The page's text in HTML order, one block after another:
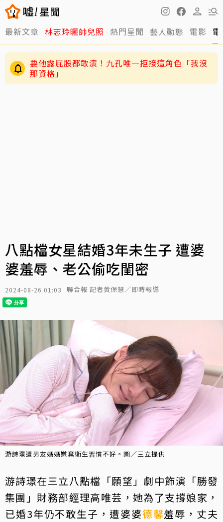
最新文章 林志玲曬帥兒照 熱門星聞 藝人動態 電影
要他露屁股都敢演！九孔唯一拒接這角色「我沒
那資格」
八點檔女星結婚3年未生子 遭婆
婆羞辱、老公偷吃閨密
2024-08-26 01:03 聯合報 記者黃保慧／即時報導
游詩璟遭男友媽媽嫌棄衛生習慣不好。圖／三立提供
游詩璟在三立八點檔「願望」劇中飾演「勝發
集團」財務部經理高唯芸，她為了支撐娘家，
已婚3年仍不敢生子，遭婆婆德馨羞辱，丈夫